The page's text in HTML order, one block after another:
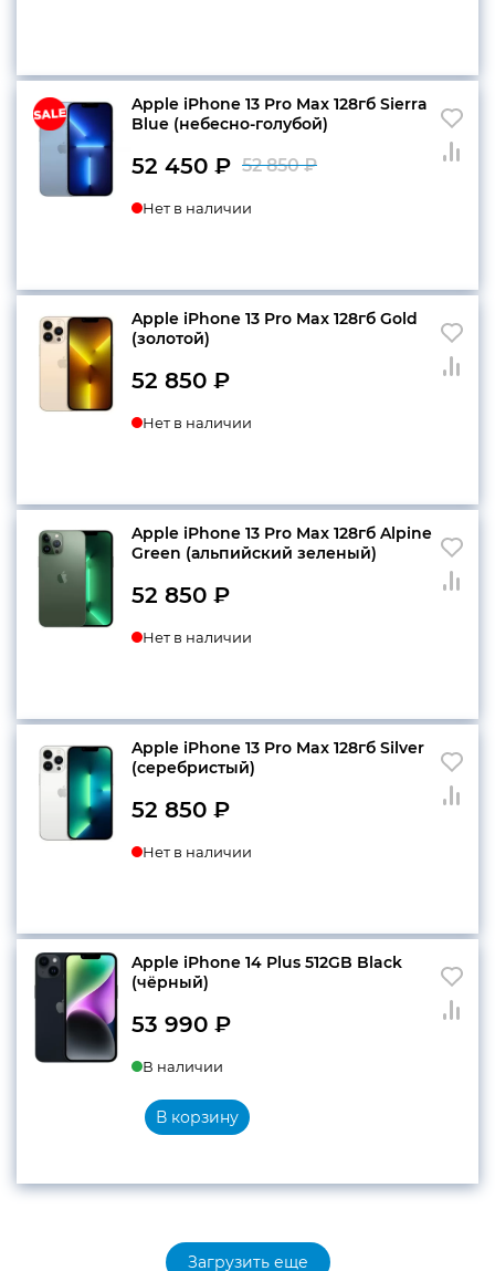
850 ₽.
Apple iPhone 13 Pro Max 128гб Sierra
Blue (небесно-голубой)
52 850₽
850 ₽.
52 450 ₽
Нет в наличии
Apple iPhone 13 Pro Max 128гб Gold
(золотой)
52 850 ₽
Нет в наличии
Apple iPhone 13 Pro Max 128гб Alpine
Green (альпийский зеленый)
52 850 ₽
Нет в наличии
Apple iPhone 13 Pro Max 128гб Silver
(серебристый)
52 850 ₽
Нет в наличии
Apple iPhone 14 Plus 512GB Black
(чёрный)
53 990 ₽
В наличии
В корзину
Загрузить еще